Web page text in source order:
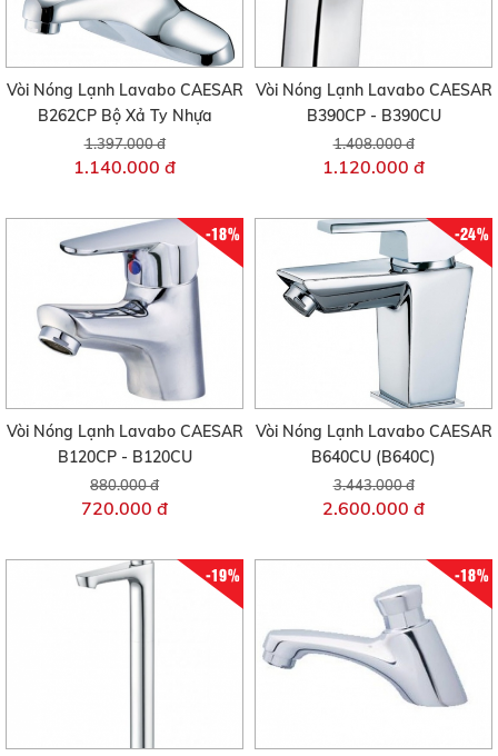
Vòi Nóng Lạnh Lavabo CAESAR
B262CP Bộ Xả Ty Nhựa
1.397.000 đ
1.140.000 đ
Vòi Nóng Lạnh Lavabo CAESAR
B390CP - B390CU
1.408.000 đ
1.120.000 đ
-18%
Vòi Nóng Lạnh Lavabo CAESAR
B120CP - B120CU
880.000 đ
720.000 đ
-24%
Vòi Nóng Lạnh Lavabo CAESAR
B640CU (B640C)
3.443.000 đ
2.600.000 đ
-19% -18%